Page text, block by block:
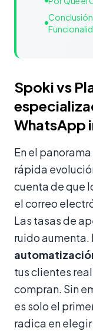
Spoki vs
WhatsApp
En el
rápida
cuenta de que
el correo
Las tasas de
ruido aumenta.
tus clientes
compran. Sin
es solo el
radica en